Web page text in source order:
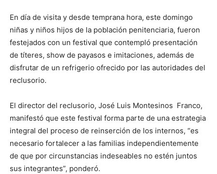
En día de visita y desde temprana hora, este domingo
niñas y niños hijos de la población penitenciaria, fueron
festejados con un festival que contempló presentación
de títeres, show de payasos e imitaciones, además de
disfrutar de un refrigerio ofrecido por las autoridades del
reclusorio.
El director del reclusorio, José Luis Montesinos Franco,
manifestó que este festival forma parte de una estrategia
integral del proceso de reinserción de los internos, “es
necesario fortalecer a las familias independientemente
de que por circunstancias indeseables no estén juntos
sus integrantes”, ponderó.